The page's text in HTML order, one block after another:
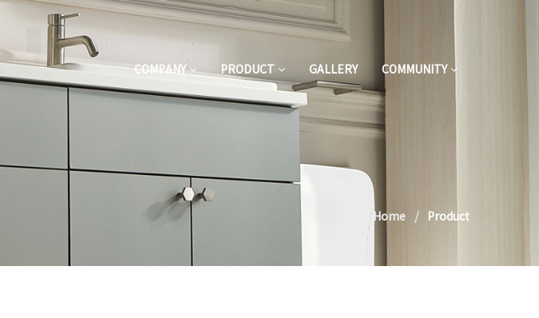
COMPANY PRODUCT GALLERY COMMUNITY
Home Product